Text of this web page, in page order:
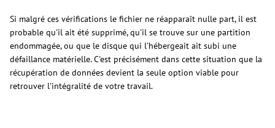
Si malgré ces vérifications le fichier ne réapparaît nulle part, il est
probable qu'il ait été supprimé, qu'il se trouve sur une partition
endommagée, ou que le disque qui l'hébergeait ait subi une
défaillance matérielle. C'est précisément dans cette situation que la
récupération de données devient la seule option viable pour
retrouver l'intégralité de votre travail.